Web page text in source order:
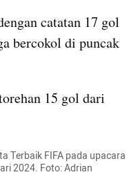
catatan 17 gol
bercokol di puncak
15 gol dari
Terbaik FIFA pada upacara
2024. Foto: Adrian